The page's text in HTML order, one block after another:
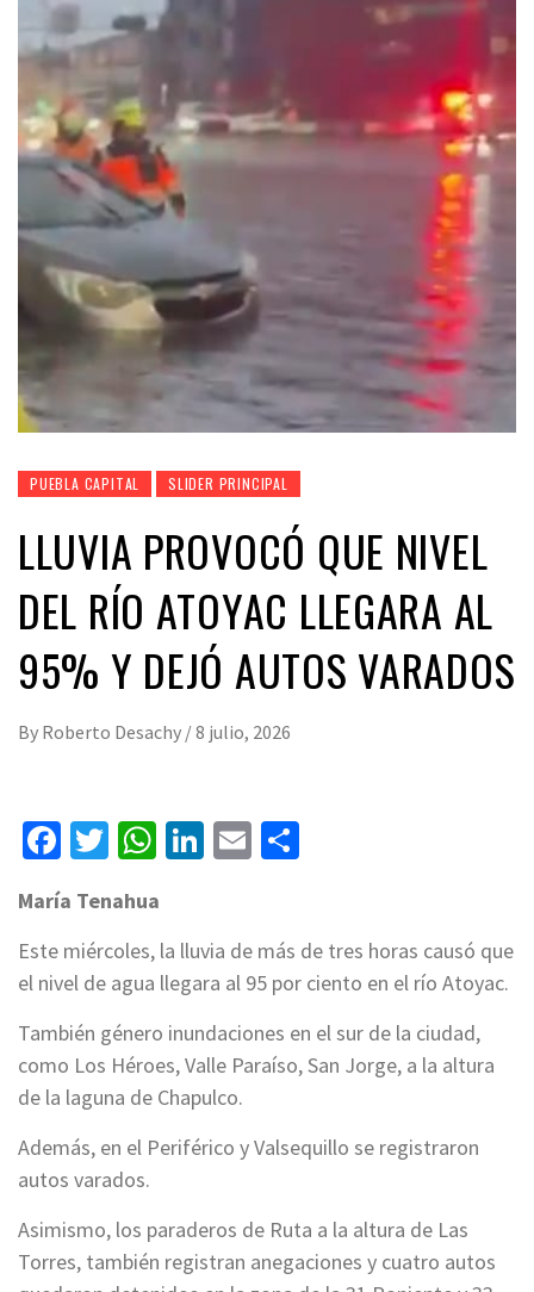
PUEBLA CAPITAL SLIDER PRINCIPAL
LLUVIA PROVOCÓ QUE NIVEL
DEL RÍO ATOYAC LLEGARA AL
95% Y DEJÓ AUTOS VARADOS
By Roberto Desachy /8 julio, 2026
Facebook
Twitter
WhatsApp
LinkedIn
Email
María Tenahua
Este miércoles, la lluvia de más de tres horas causó que
el nivel de agua llegara al 95 por ciento en el río Atoyac.
También género inundaciones en el sur de la ciudad,
como Los Héroes, Valle Paraíso, San Jorge, a la altura
de la laguna de Chapulco.
Además, en el Periférico y Valsequillo se registraron
autos varados.
Asimismo, los paraderos de Ruta a la altura de Las
Torres, también registran anegaciones y cuatro autos